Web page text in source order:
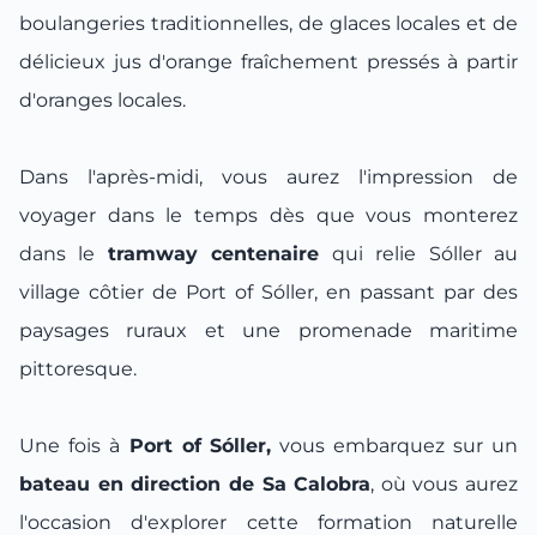
boulangeries traditionnelles, de glaces locales et de
délicieux jus d'orange fraîchement pressés à partir
d'oranges locales.
Dans l'après-midi, vous aurez l'impression de
voyager dans le temps dès que vous monterez
dans le tramway centenaire qui relie Sóller au
village côtier de Port of Sóller, en passant par des
paysages ruraux et une promenade maritime
pittoresque.
Une fois à Port of Sóller, vous embarquez sur un
bateau en direction de Sa Calobra, où vous aurez
l'occasion d'explorer cette formation naturelle